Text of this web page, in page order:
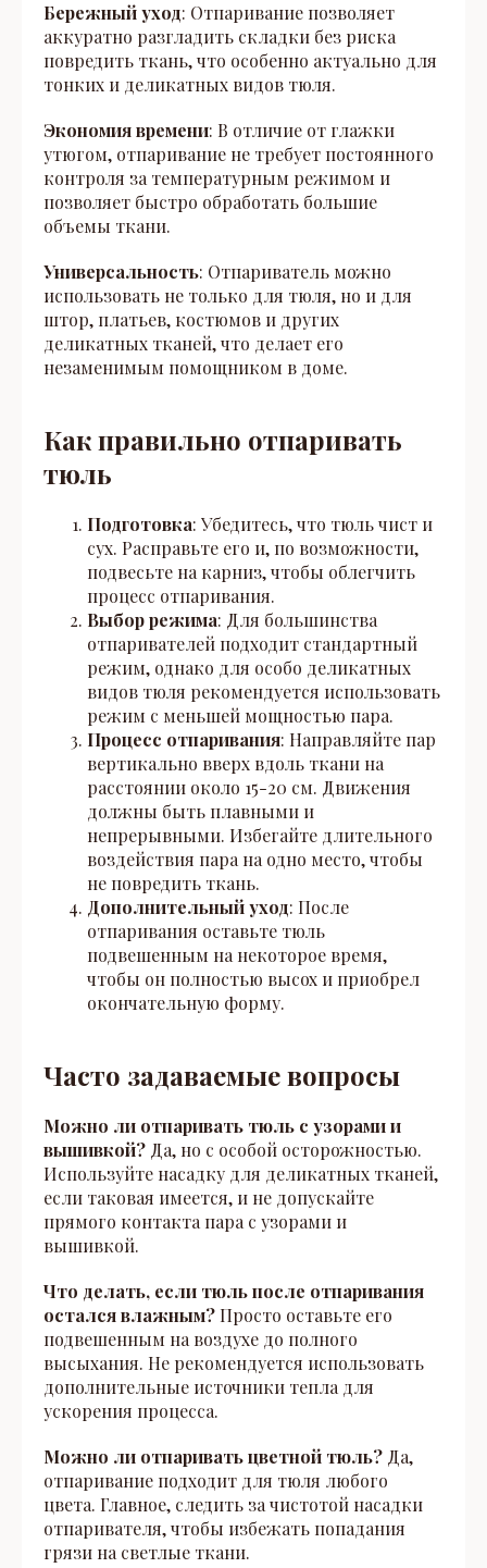
Бережный уход: Отпаривание позволяет
аккуратно разгладить складки без риска
повредить ткань, что особенно актуально для
тонких и деликатных видов тюля.
Экономия времени: В отличие от глажки
утюгом, отпаривание не требует постоянного
контроля за температурным режимом и
позволяет быстро обработать большие
объемы ткани.
Универсальность: Отпариватель можно
использовать не только для тюля, но и для
штор, платьев, костюмов и других
деликатных тканей, что делает его
незаменимым помощником в доме.
Как правильно отпаривать
тюль
Подготовка: Убедитесь, что тюль чист и
сух. Расправьте его и, по возможности,
подвесьте на карниз, чтобы облегчить
процесс отпаривания.
Выбор режима: Для большинства
отпаривателей подходит стандартный
режим, однако для особо деликатных
видов тюля рекомендуется использовать
режим с меньшей мощностью пара.
Процесс отпаривания: Направляйте пар
вертикально вверх вдоль ткани на
расстоянии около 15-20 см. Движения
должны быть плавными и
непрерывными. Избегайте длительного
воздействия пара на одно место, чтобы
не повредить ткань.
Дополнительный уход: После
отпаривания оставьте тюль
подвешенным на некоторое время,
чтобы он полностью высох и приобрел
окончательную форму.
Часто задаваемые вопросы
Можно ли отпаривать тюль с узорами и
вышивкой? Да, но с особой осторожностью.
Используйте насадку для деликатных тканей,
если таковая имеется, и не допускайте
прямого контакта пара с узорами и
вышивкой.
Что делать, если тюль после отпаривания
остался влажным? Просто оставьте его
подвешенным на воздухе до полного
высыхания. Не рекомендуется использовать
дополнительные источники тепла для
ускорения процесса.
Можно ли отпаривать цветной тюль? Да,
отпаривание подходит для тюля любого
цвета. Главное, следить за чистотой насадки
отпаривателя, чтобы избежать попадания
грязи на светлые ткани.